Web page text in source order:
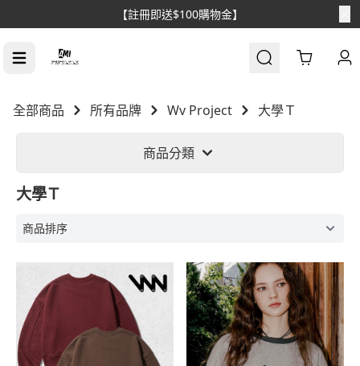
【註冊即送$100購物金】
Cart
全部商品 所有品牌 Wv Project 大學Ｔ
商品分類
大學Ｔ